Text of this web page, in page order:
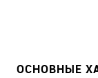
ОСНОВНЫЕ